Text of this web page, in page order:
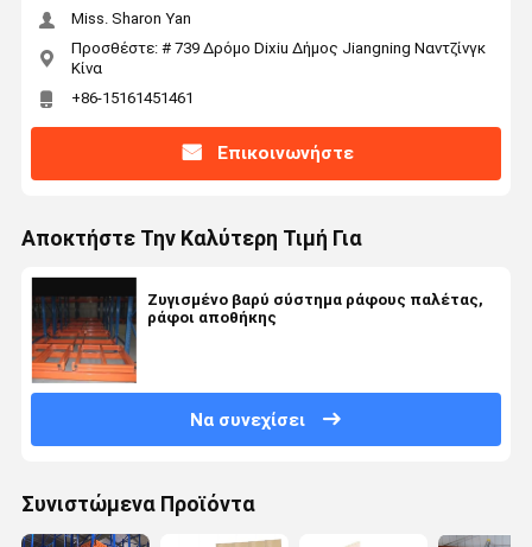
Miss. Sharon Yan
Προσθέστε: # 739 Δρόμο Dixiu Δήμος Jiangning Ναντζίνγκ
Κίνα
+86-15161451461
Επικοινωνήστε
Αποκτήστε Την Καλύτερη Τιμή Για
Ζυγισμένο βαρύ σύστημα ράφους παλέτας,
ράφοι αποθήκης
Να συνεχίσει
Συνιστώμενα Προϊόντα